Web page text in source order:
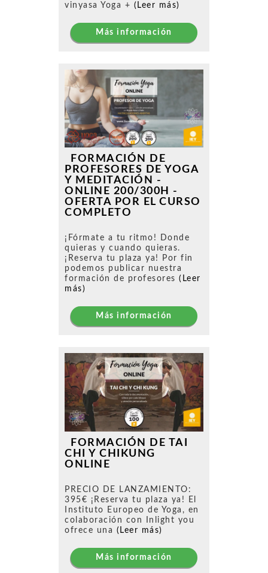
vinyasa Yoga + (Leer más)
Más información
FORMACIÓN DE
PROFESORES DE YOGA
Y MEDITACIÓN -
ONLINE 200/300H -
OFERTA POR EL CURSO
COMPLETO
¡Fórmate a tu ritmo! Donde
quieras y cuando quieras.
¡Reserva tu plaza ya! Por fin
podemos publicar nuestra
formación de profesores (Leer
más)
Más información
FORMACIÓN DE TAI
CHI Y CHIKUNG
ONLINE
PRECIO DE LANZAMIENTO:
395€ ¡Reserva tu plaza ya! El
Instituto Europeo de Yoga, en
colaboración con Inlight you
ofrece una (Leer más)
Más información